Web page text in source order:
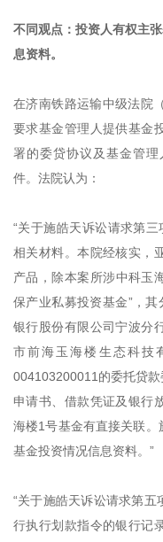
不同观点：投资人有权主
息资料。
在济南铁路运输中级法院
要求基金管理人提供基金
署的委贷协议及基金管
件。法院认为：
“关于施皓天诉讼请求第
相关材料。本院经核实，
产品，除本案所涉中科玉
保产业私募投资基金”，
银行股份有限公司宁波分
市前海玉海楼生态科技
004103200011的委托贷
申请书、借款凭证及银行
海楼1号基金有直接关联
基金投资情况信息资料。”
“关于施皓天诉讼请求第
行执行划款指令的银行记